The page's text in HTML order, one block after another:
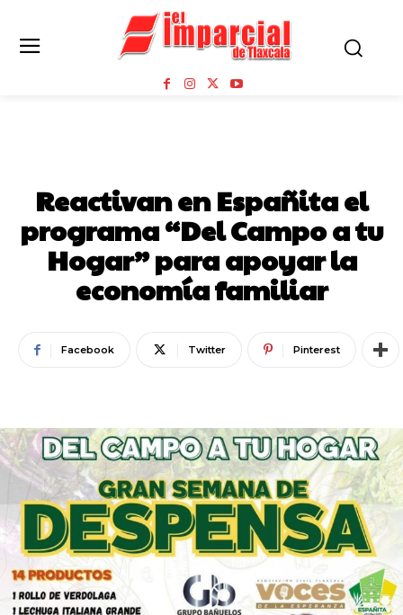
Reactivan en Españita el
programa “Del Campo a tu
Hogar” para apoyar la
economía familiar
Facebook Twitter Pinterest